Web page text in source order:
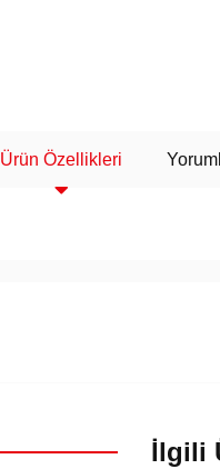
Ürün Özellikleri
İlgili